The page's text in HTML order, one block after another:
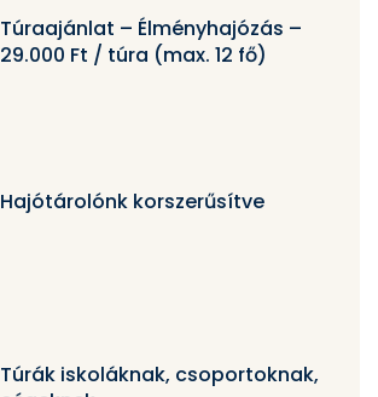
Túraajánlat – Élményhajózás –
29.000 Ft / túra (max. 12 fő)
Hajótárolónk korszerűsítve
Túrák iskoláknak, csoportoknak,